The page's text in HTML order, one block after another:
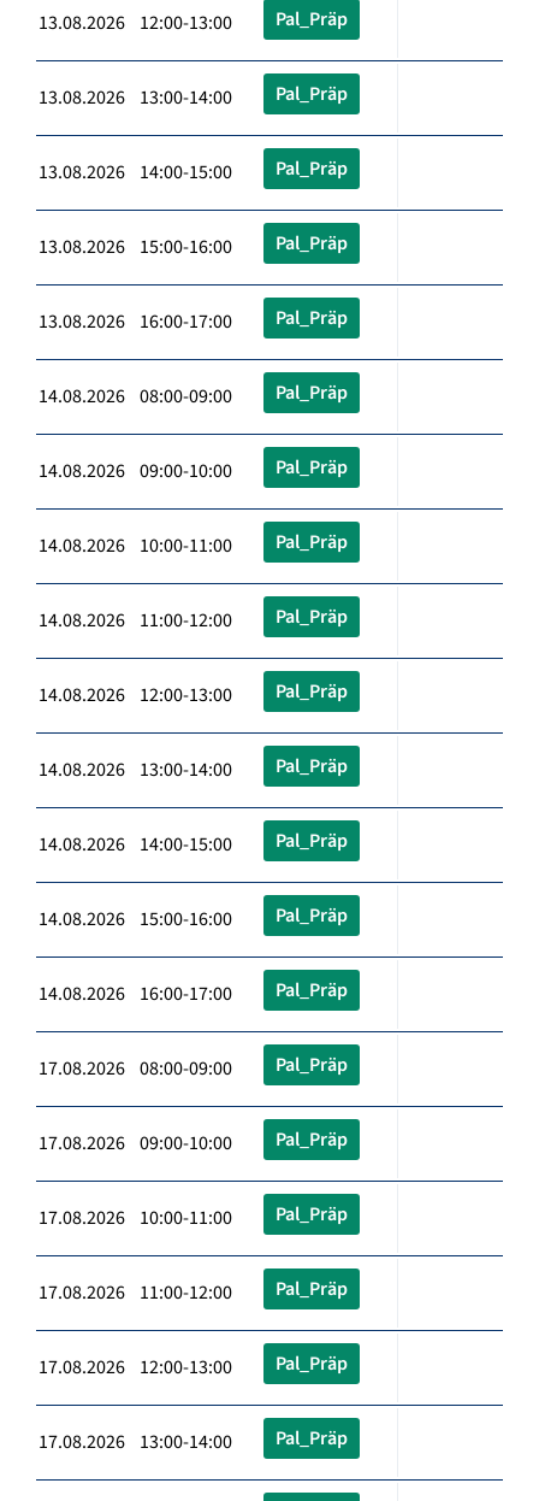
13.08.2026 12:00-13:00 Pal_Präp
13.08.2026 13:00-14:00 Pal_Präp
13.08.2026 14:00-15:00 Pal_Präp
13.08.2026 15:00-16:00 Pal_Präp
13.08.2026 16:00-17:00 Pal_Präp
14.08.2026 08:00-09:00 Pal_Präp
14.08.2026 09:00-10:00 Pal_Präp
14.08.2026 10:00-11:00 Pal_Präp
14.08.2026 11:00-12:00 Pal_Präp
14.08.2026 12:00-13:00 Pal_Präp
14.08.2026 13:00-14:00 Pal_Präp
14.08.2026 14:00-15:00 Pal_Präp
14.08.2026 15:00-16:00 Pal_Präp
14.08.2026 16:00-17:00 Pal_Präp
17.08.2026 08:00-09:00 Pal_Präp
17.08.2026 09:00-10:00 Pal_Präp
17.08.2026 10:00-11:00 Pal_Präp
17.08.2026 11:00-12:00 Pal_Präp
17.08.2026 12:00-13:00 Pal_Präp
17.08.2026 13:00-14:00 Pal_Präp